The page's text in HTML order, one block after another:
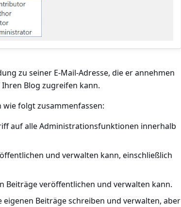
zu seiner E-Mail-Adresse, die er annehmen
Blog zugreifen kann.
wie folgt zusammenfassen:
auf alle Administrationsfunktionen innerhalb
und verwalten kann, einschließlich
Beiträge veröffentlichen und verwalten kann.
eigenen Beiträge schreiben und verwalten, aber